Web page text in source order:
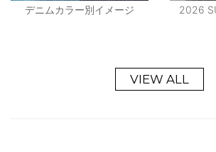
デニムカラー別イメージ
2026
VIEW ALL